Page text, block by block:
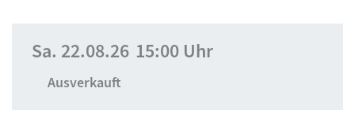
Sa. 22.08.26 15:00 Uhr
Ausverkauft